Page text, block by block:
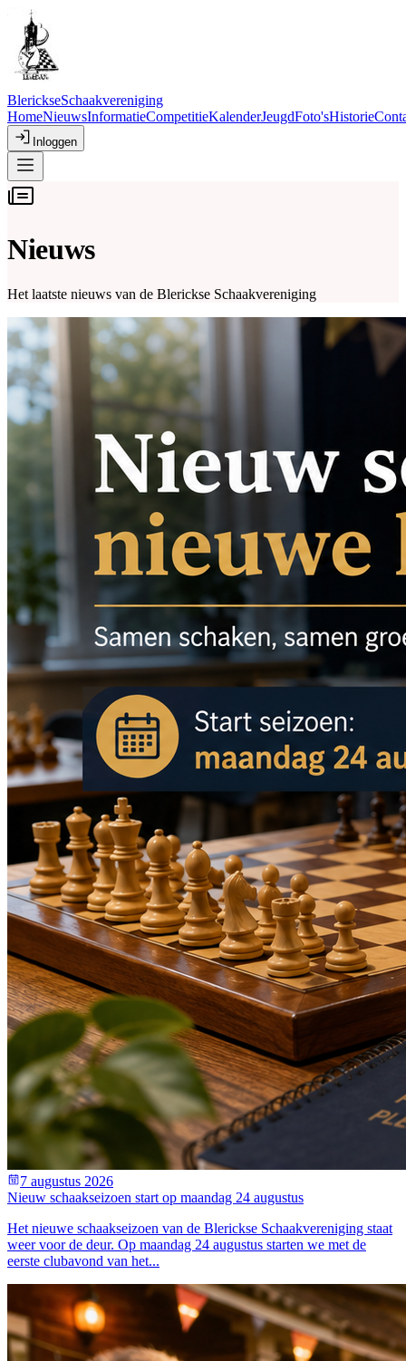
BlerickseSchaakvereniging
HomeNieuwsInformatieCompetitieKalenderJeugdFoto'sHistorie
Inloggen
Nieuws
Het laatste nieuws van de Blerickse Schaakvereniging
7 augustus 2026
Nieuw schaakseizoen start op maandag 24 augustus
Het nieuwe schaakseizoen van de Blerickse Schaakvereniging staat
weer voor de deur. Op maandag 24 augustus starten we met de
eerste clubavond van het...